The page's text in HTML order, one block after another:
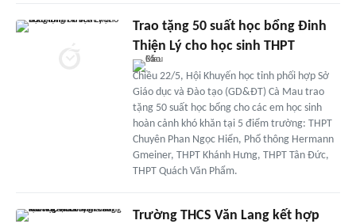
Trao tặng 50 suất học bổng Đinh
Thiện Lý cho học sinh THPT
Chiều 22/5, Hội Khuyến học tỉnh phối hợp Sở
Giáo dục và Đào tạo (GD&ĐT) Cà Mau trao
tặng 50 suất học bổng cho các em học sinh
hoàn cảnh khó khăn tại 5 điểm trường: THPT
Chuyên Phan Ngọc Hiển, Phổ thông Hermann
Gmeiner, THPT Khánh Hưng, THPT Tân Đức,
THPT Quách Văn Phẩm.
Trường THCS Văn Lang kết hợp